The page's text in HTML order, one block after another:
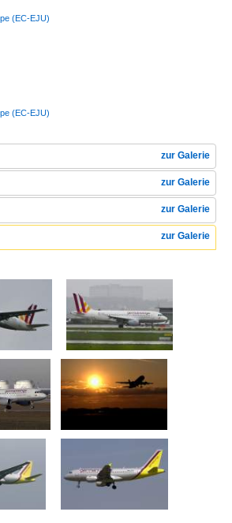
(EC-EJU)
(EC-EJU)
zur Galerie
zur Galerie
zur Galerie
zur Galerie